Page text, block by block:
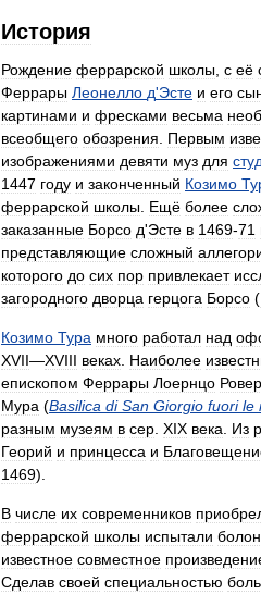
История
Рождение феррарской школы с её
Феррары Леонелло д'Эсте и его
картинами и фресками весьма
всеобщего обозрения Первым
изображениями девяти муз для
1447 году и законченный Козимо
феррарской школы Ещё более
заказанные Борсо д'Эсте в 1469-71
представляющие сложный
которого до сих пор привлекает
загородного дворца герцога Борсо (
Козимо Тура много работал над
XVII—XVIII веках Наиболее
епископом Феррары Лоернцо
Мура (Basilica di San Giorgio fuori le
разным музеям в сер XIX века Из
Георий и принцесса и
1469).
В числе их современников
феррарской школы испытали
известное совместное
Сделав своей специальностью